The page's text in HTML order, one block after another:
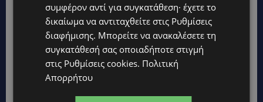
UPDATES
ΚΑΤΑΓΓΕΛΙΑ: Για άνδρα που φέρεται να παρενοχλούσε
γυναίκες στο Δασούδι – Σε εξέλιξη οι αστυνομικές έρευνες
UPDATES
ΛΕΥΚΩΣΙΑ: Γιατί ένας 16χρονος φέρεται να έβαλε φωτιά σε
ιστορική μπυραρία – Η Αστυνομία αναζητεί το κίνητρο
συμφέρον αντί για συγκατάθεση· έχετε το
δικαίωμα να αντιταχθείτε στις Ρυθμίσεις
διαφήμισης. Μπορείτε να ανακαλέσετε τη
συγκατάθεσή σας οποιαδήποτε στιγμή
στις Ρυθμίσεις cookies. Πολιτική
Απορρήτου